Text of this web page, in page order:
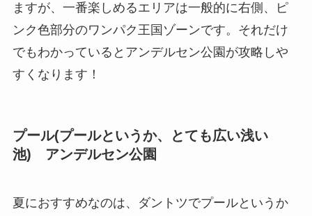
ますが、一番楽しめるエリアは一般的に右側、ピ
ンク色部分のワンパク王国ゾーンです。それだけ
でもわかっているとアンデルセン公園が攻略しや
すくなります！
プール(プールというか、とても広い浅い
池) アンデルセン公園
夏におすすめなのは、ダントツでプールというか